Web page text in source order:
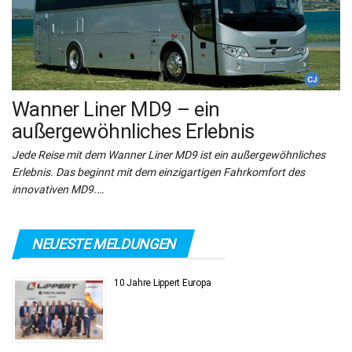
Wanner Liner MD9 – ein
außergewöhnliches Erlebnis
Jede Reise mit dem Wanner Liner MD9 ist ein außergewöhnliches
Erlebnis. Das beginnt mit dem einzigartigen Fahrkomfort des
innovativen MD9.…
NEUESTE MELDUNGEN
10 Jahre Lippert Europa